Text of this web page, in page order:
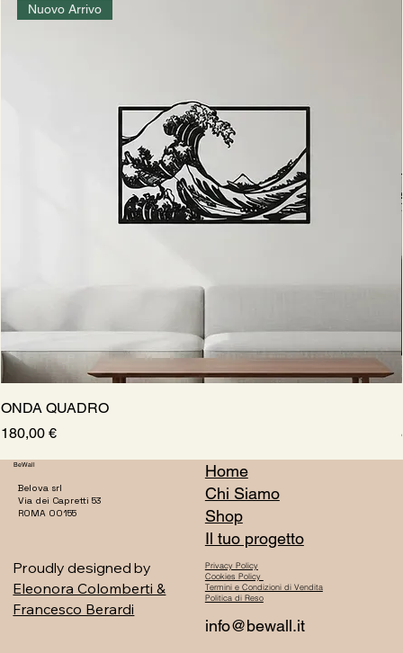
Nuovo Arrivo
ONDA QUADRO
Prezzo
180,00 €
Proudly designed by
Eleonora Colomberti &
Francesco Berardi
BeWall
Belova srl
Via dei Capretti 53
ROMA 00155
Home
Chi Siamo
Shop
Il tuo progetto
Privacy Policy
Cookies Policy
Termini e Condizioni di Vendita
Politica di Reso
info@bewall.it